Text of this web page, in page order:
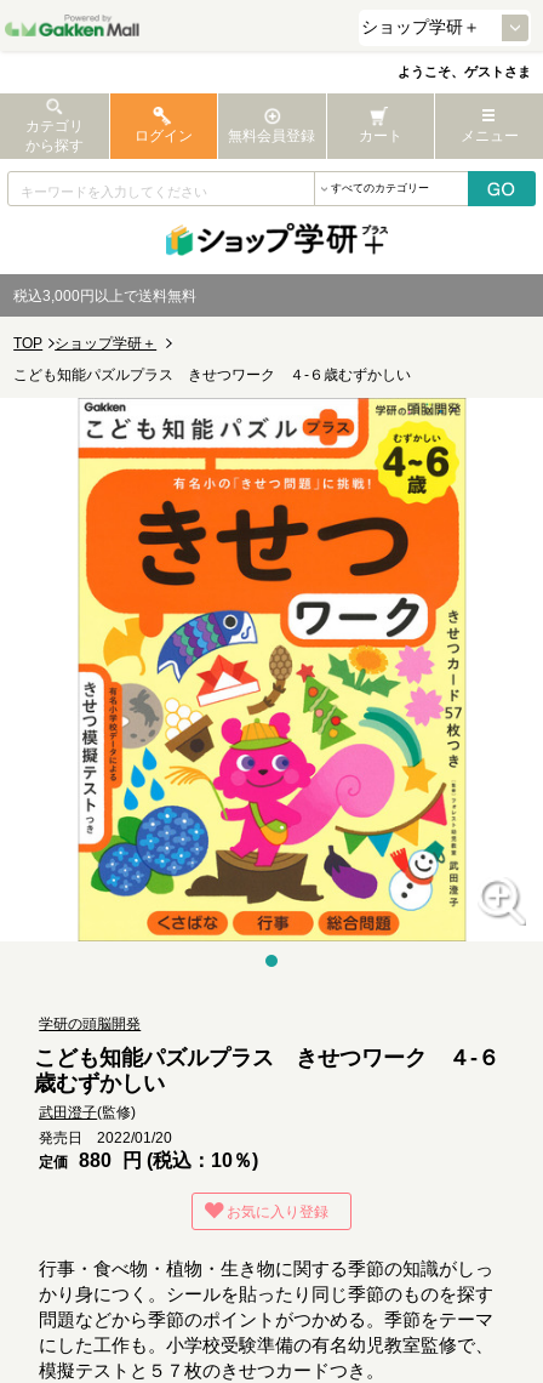
ようこそ、ゲストさま
カテゴリ
から探す
ログイン 無料会員登録 カート メニュー
税込3,000円以上で送料無料
TOP
ショップ学研＋
こども知能パズルプラス きせつワーク ４-６歳むずかしい
学研の頭脳開発
こども知能パズルプラス きせつワーク ４-６
歳むずかしい
武田澄子(監修)
発売日 2022/01/20
定価
880 円 (税込：10％)
お気に入り登録
行事・食べ物・植物・生き物に関する季節の知識がしっ
かり身につく。シールを貼ったり同じ季節のものを探す
問題などから季節のポイントがつかめる。季節をテーマ
にした工作も。小学校受験準備の有名幼児教室監修で、
模擬テストと５７枚のきせつカードつき。